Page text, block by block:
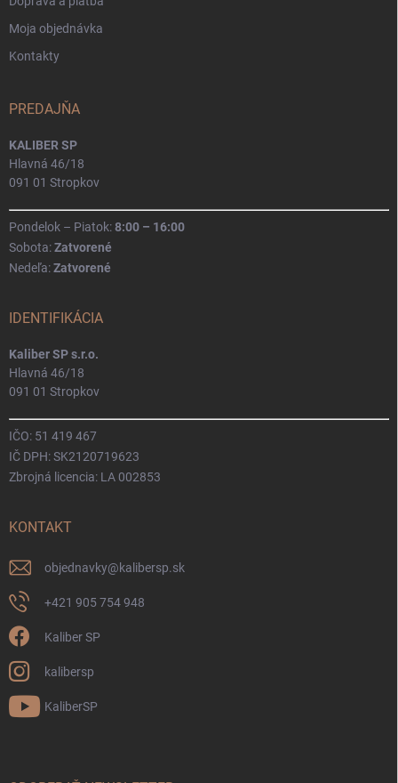
Moja objednávka
Kontakty
PREDAJŇA
KALIBER SP
Hlavná 46/18
091 01 Stropkov
Pondelok – Piatok:8:00 – 16:00
Sobota:Zatvorené
Nedeľa:Zatvorené
IDENTIFIKÁCIA
Kaliber SP s.r.o.
Hlavná 46/18
091 01 Stropkov
IČO: 51 419 467
IČ DPH: SK2120719623
Zbrojná licencia: LA 002853
KONTAKT
objednavky@kalibersp.sk
+421 905 754 948
Kaliber SP
kalibersp
KaliberSP